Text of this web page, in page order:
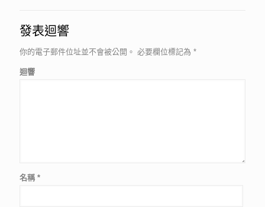
發表迴響
你的電子郵件位址並不會被公開。 必要欄位標記為 *
迴響
名稱 *